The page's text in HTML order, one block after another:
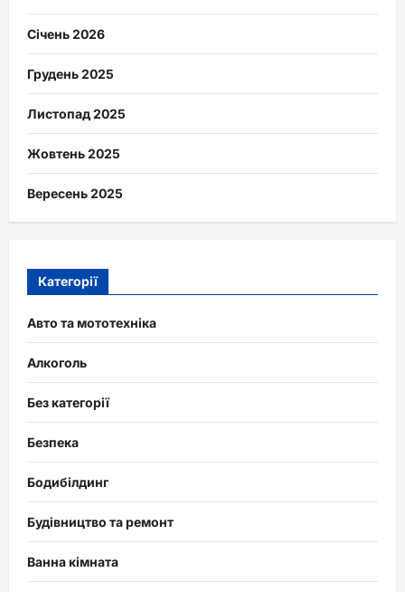
Січень 2026
Грудень 2025
Листопад 2025
Жовтень 2025
Вересень 2025
Категорії
Авто та мототехніка
Алкоголь
Без категорії
Безпека
Бодибілдинг
Будівництво та ремонт
Ванна кімната